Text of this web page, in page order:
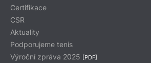
Certifikace
CSR
Aktuality
Podporujeme tenis
Výroční zpráva 2025 [PDF]